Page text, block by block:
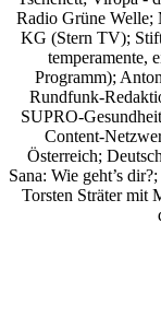
Radio Grüne
KG (Stern TV);
temperamente,
Programm);
Rundfunk-
SUPRO-
Content-
Österreich;
Sana: Wie geht’s dir?;
Torsten Sträter mit